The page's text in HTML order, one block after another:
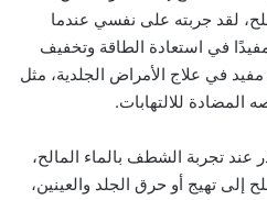
لقد جربته على نفسي عندما
في استعادة الطاقة وتخفيف
مفيد في علاج الأمراض الجلدية، مثل
المضادة للالتهابات.
تجربة الشطف بالماء المالح،
إلى تهيج أو حرق الجلد والعينين،